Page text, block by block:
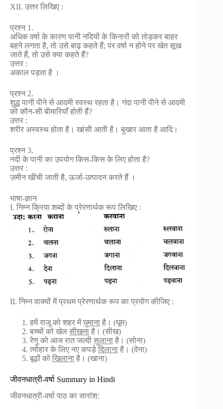
XII. उत्तर लिखिए :
प्रश्न 1.
अधिक वर्षा के कारण पानी नदियों के किनारों को तोड़कर बाहर
बहने लगता है, तो उसे बाढ़ कहते हैं; पर वर्षा न होने पर खेत सूख
जाते हैं, तो उसे क्या कहते हैं?
उत्तर :
अकाल पड़ता है ।
प्रश्न 2.
शुद्ध पानी पीने से आदमी स्वस्थ रहता है। गंदा पानी पीने से आदमी
को कौन-सी बीमारियाँ होती हैं?
उत्तर :
शरीर अस्वस्थ होता है। खांसी आती है। बुखार आता है आदि।
प्रश्न 3.
नदी के पानी का उपयोग किस-किस के लिए होता है?
उत्तर :
ज़मीन खींची जाती है, ऊर्जा-उत्पादन करते हैं ।
भाषा-ज्ञान
I. निम्न क्रिया शब्दों के प्रेरणार्थक रूप लिखिए :
II. निम्न वाक्यों में प्रथम प्रेरणार्थक रूप का प्रयोग कीजिए :
हमें राजू को शहर मेंघुमाना है। (घूम)
बच्चों को खेल सीखना है। (सीख)
रेणु को आज रात जल्दी सुलाना है। (सोना)
त्योहार के लिए नए कपड़े दिलाना है। (देना)
बूढ़ों को खिलाना है। (खाना)
जीवनधात्री-वर्षा Summary in Hindi
जीवनधात्री-वर्षा पाठ का सारांश: